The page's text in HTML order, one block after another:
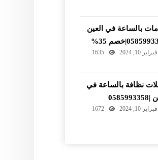
بالساعة في العين
فبراير 10, 2024 1635
نظافة بالساعة في
فبراير 10, 2024 1672